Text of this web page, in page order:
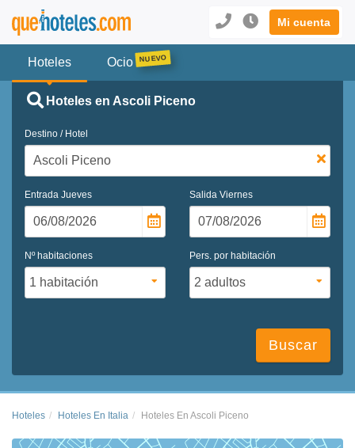
Mi cuenta
Hoteles Ocio
Hoteles en Ascoli Piceno
Destino / Hotel
Entrada Jueves Salida Viernes
Nº habitaciones Pers. por habitación
Buscar
Hoteles Hoteles En Italia Hoteles En Ascoli Piceno